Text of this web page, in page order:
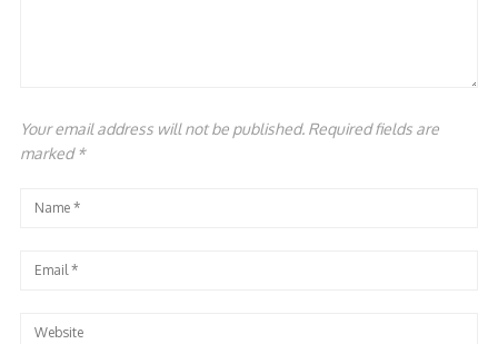
Your email address will not be published. Required fields are
marked*